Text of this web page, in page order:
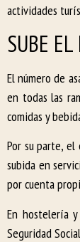
actividades
SUBE
El número de
en todas las
comidas y
Por su parte,
subida en
por cuenta
En hostelería
Seguridad